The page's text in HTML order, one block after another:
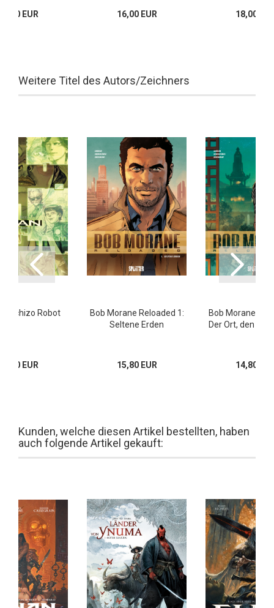
EUR 16,00 EUR 18,00
Weitere Titel des Autors/Zeichners
Schizo Robot
EUR
Bob Morane Reloaded 1:
Seltene Erden
15,80 EUR
Bob Morane
Der Ort, den es
14,80
Kunden, welche diesen Artikel bestellten, haben
auch folgende Artikel gekauft: